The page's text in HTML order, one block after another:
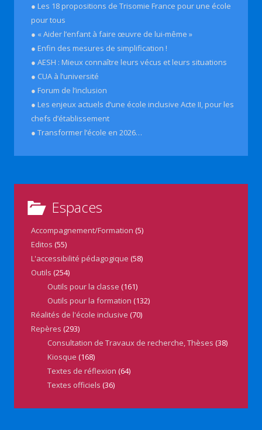
● Les 18 propositions de Trisomie France pour une école
pour tous
● « Aider l’enfant à faire œuvre de lui-même »
● Enfin des mesures de simplification !
● AESH : Mieux connaître leurs vécus et leurs situations
● CUA à l’université
● Forum de l’inclusion
● Les enjeux actuels d’une école inclusive Acte II, pour les
chefs d’établissement
● Transformer l’école en 2026…
Espaces
Accompagnement/Formation (5)
Editos (55)
L'accessibilité pédagogique (58)
Outils (254)
Outils pour la classe (161)
Outils pour la formation (132)
Réalités de l'école inclusive (70)
Repères (293)
Consultation de Travaux de recherche, Thèses (38)
Kiosque (168)
Textes de réflexion (64)
Textes officiels (36)